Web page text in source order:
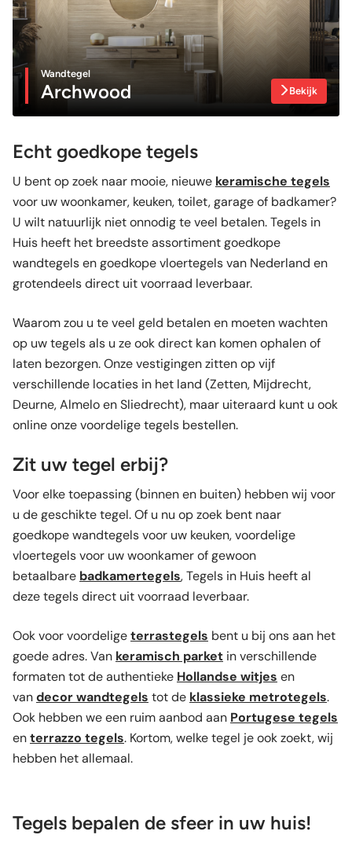
Wandtegel
Archwood Bekijk
Echt goedkope tegels
U bent op zoek naar mooie, nieuwe keramische tegels
voor uw woonkamer, keuken, toilet, garage of badkamer?
U wilt natuurlijk niet onnodig te veel betalen. Tegels in
Huis heeft het breedste assortiment goedkope
wandtegels en goedkope vloertegels van Nederland en
grotendeels direct uit voorraad leverbaar.
Waarom zou u te veel geld betalen en moeten wachten
op uw tegels als u ze ook direct kan komen ophalen of
laten bezorgen. Onze vestigingen zitten op vijf
verschillende locaties in het land (Zetten, Mijdrecht,
Deurne, Almelo en Sliedrecht), maar uiteraard kunt u ook
online onze voordelige tegels bestellen.
Zit uw tegel erbij?
Voor elke toepassing (binnen en buiten) hebben wij voor
u de geschikte tegel. Of u nu op zoek bent naar
goedkope wandtegels voor uw keuken, voordelige
vloertegels voor uw woonkamer of gewoon
betaalbare badkamertegels, Tegels in Huis heeft al
deze tegels direct uit voorraad leverbaar.
Ook voor voordeligeterrastegels bent u bij ons aan het
goede adres. Van keramisch parket in verschillende
formaten tot de authentieke Hollandse witjes en
vandecor wandtegels tot de klassieke metrotegels.
Ook hebben we een ruim aanbod aan Portugese tegels
enterrazzo tegels. Kortom, welke tegel je ook zoekt, wij
hebben het allemaal.
Tegels bepalen de sfeer in uw huis!